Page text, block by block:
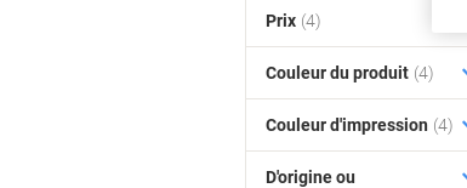
Prix (4)
Couleur du produit (4)
Couleur d'impression (4)
D'origine ou